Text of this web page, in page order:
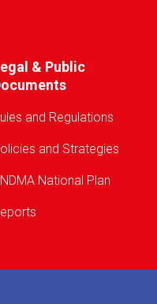
& Public
and Regulations
and Strategies
National Plan